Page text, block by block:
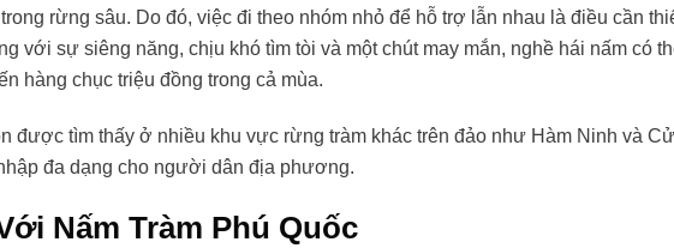
rừng sâu. Do đó, việc đi theo nhóm nhỏ để hỗ trợ lẫn nhau là điều cần
với sự siêng năng, chịu khó tìm tòi và một chút may mắn, nghề hái nấm có
hàng chục triệu đồng trong cả mùa.
được tìm thấy ở nhiều khu vực rừng tràm khác trên đảo như Hàm Ninh và
đa dạng cho người dân địa phương.
Nấm Tràm Phú Quốc